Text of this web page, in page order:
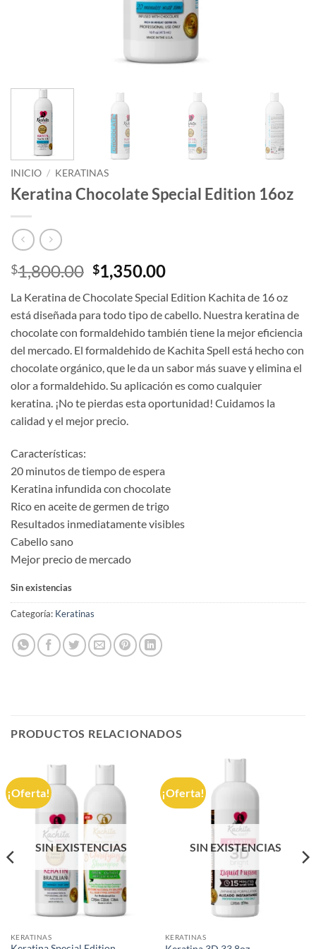
INICIO / KERATINAS
Keratina Chocolate Special Edition 16oz
$1,800.00 El
precio
original
era:
$1,800.00.
$1,350.00El
actual
es:
$1,350.00.
La Keratina de Chocolate Special Edition Kachita de 16 oz
está diseñada para todo tipo de cabello. Nuestra keratina de
chocolate con formaldehido también tiene la mejor eficiencia
del mercado. El formaldehido de Kachita Spell está hecho con
chocolate orgánico, que le da un sabor más suave y elimina el
olor a formaldehido. Su aplicación es como cualquier
keratina. ¡No te pierdas esta oportunidad! Cuidamos la
calidad y el mejor precio.
Características:
20 minutos de tiempo de espera
Keratina infundida con chocolate
Rico en aceite de germen de trigo
Resultados inmediatamente visibles
Cabello sano
Mejor precio de mercado
Sin existencias
Categoría: Keratinas
PRODUCTOS RELACIONADOS
¡Oferta!
SIN EXISTENCIAS
KERATINAS
¡Oferta!
SIN EXISTENCIAS
KERATINAS